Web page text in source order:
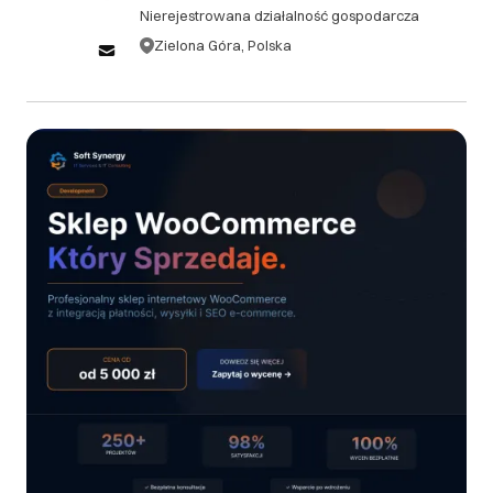
Nierejestrowana działalność gospodarcza
Zielona Góra, Polska
zamówienia, bez ponoszenia żadnych kosztów. 1.2.
Anulacje zamówień po upływie 48 godzin, ale przed
administracyjnej w wysokości 10% wartości
zamówienia. 1.3. W przypadku anulacji zamówienia
po rozpoczęciu prac, klient zobowiązany jest do
administracyjnej w wysokości 15% pozostałej
wartości zamówienia. ## 2. Zwroty 2.1. Ze względu
na charakter usług świadczonych przez Soft
Synergy, zwroty gotowych produktów cyfrowych
(oprogramowanie, kody źródłowe) nie są
klienta z dostarczonego produktu lub usługi, Soft
Synergy zobowiązuje się do bezpłatnej poprawy lub
projektu. 2.3. Jeśli po trzech próbach poprawy
produkt nadal nie spełnia uzgodnionych wymagań,